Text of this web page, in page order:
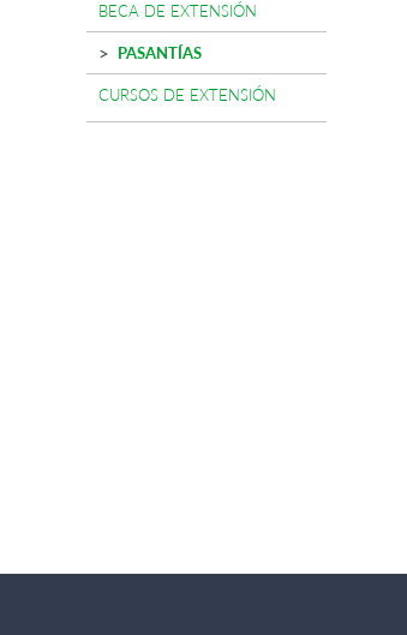
BECA DE EXTENSIÓN
PASANTÍAS
CURSOS DE EXTENSIÓN